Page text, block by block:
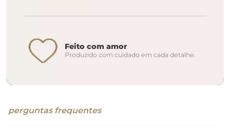
Feito com amor
Produzido com cuidado em cada detalhe.
perguntas frequentes